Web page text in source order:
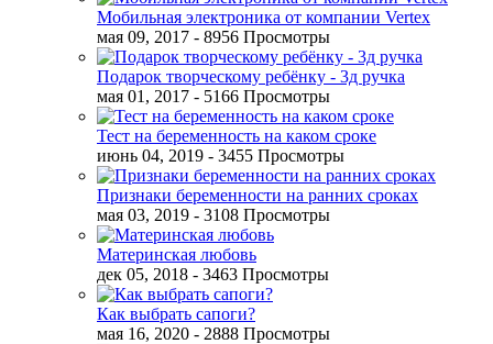
Мобильная электроника от компании Vertex
мая 09, 2017 - 8956 Просмотры
Подарок творческому ребёнку - 3д ручка
мая 01, 2017 - 5166 Просмотры
Тест на беременность на каком сроке
июнь 04, 2019 - 3455 Просмотры
Признаки беременности на ранних сроках
мая 03, 2019 - 3108 Просмотры
Материнская любовь
дек 05, 2018 - 3463 Просмотры
Как выбрать сапоги?
мая 16, 2020 - 2888 Просмотры